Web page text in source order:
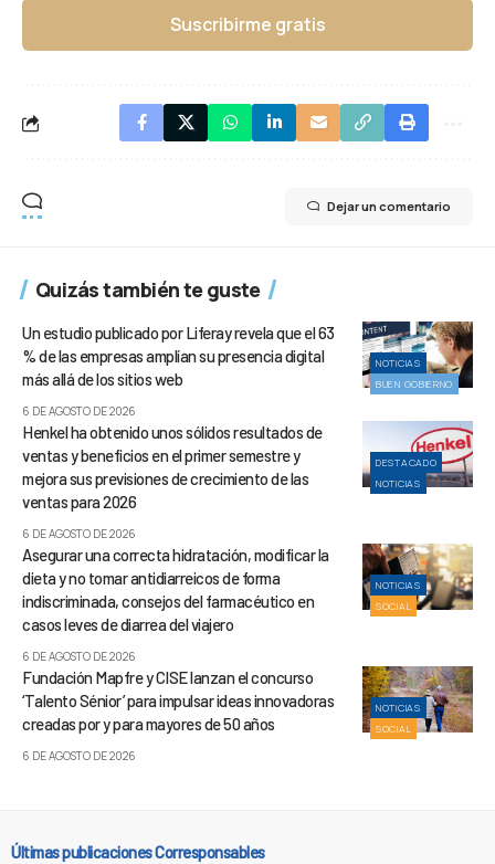
Suscribirme gratis
Dejar un comentario
Quizás también te guste
NOTICIAS
BUEN GOBIERNO
Un estudio publicado por Liferay revela que el 63
% de las empresas amplían su presencia digital
más allá de los sitios web
6 DE AGOSTO DE 2026
DESTACADO
NOTICIAS
Henkel ha obtenido unos sólidos resultados de
ventas y beneficios en el primer semestre y
mejora sus previsiones de crecimiento de las
ventas para 2026
6 DE AGOSTO DE 2026
NOTICIAS
SOCIAL
Asegurar una correcta hidratación, modificar la
dieta y no tomar antidiarreicos de forma
indiscriminada, consejos del farmacéutico en
casos leves de diarrea del viajero
6 DE AGOSTO DE 2026
NOTICIAS
SOCIAL
Fundación Mapfre y CISE lanzan el concurso
‘Talento Sénior’ para impulsar ideas innovadoras
creadas por y para mayores de 50 años
6 DE AGOSTO DE 2026
Últimas publicaciones Corresponsables